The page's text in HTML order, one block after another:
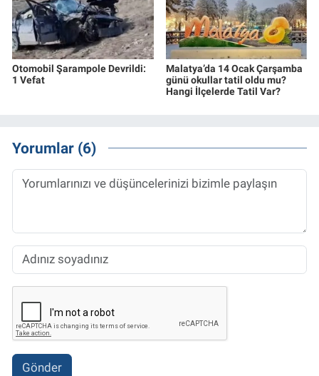
Otomobil Şarampole Devrildi:
1 Vefat
Malatya’da 14 Ocak Çarşamba
günü okullar tatil oldu mu?
Hangi İlçelerde Tatil Var?
Yorumlar (6)
Gönder